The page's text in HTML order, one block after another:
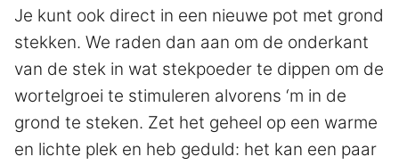
Je kunt ook direct in een nieuwe pot met grond
stekken. We raden dan aan om de onderkant
van de stek in wat stekpoeder te dippen om de
wortelgroei te stimuleren alvorens ‘m in de
grond te steken. Zet het geheel op een warme
en lichte plek en heb geduld: het kan een paar